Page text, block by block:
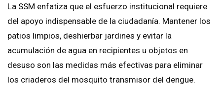
La SSM enfatiza que el esfuerzo institucional requiere
del apoyo indispensable de la ciudadanía. Mantener los
patios limpios, deshierbar jardines y evitar la
acumulación de agua en recipientes u objetos en
desuso son las medidas más efectivas para eliminar
los criaderos del mosquito transmisor del dengue.